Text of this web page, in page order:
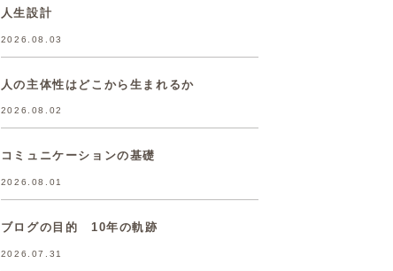
人生設計
2026.08.03
人の主体性はどこから生まれるか
2026.08.02
コミュニケーションの基礎
2026.08.01
ブログの目的 10年の軌跡
2026.07.31